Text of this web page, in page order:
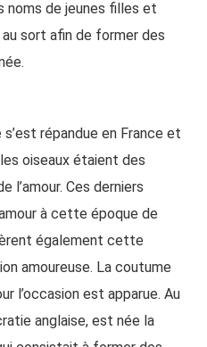
noms de jeunes filles et
sort afin de former des
répandue en France et
oiseaux étaient des
l’amour. Ces derniers
à cette époque de
également cette
amoureuse. La coutume
l’occasion est apparue. Au
anglaise, est née la